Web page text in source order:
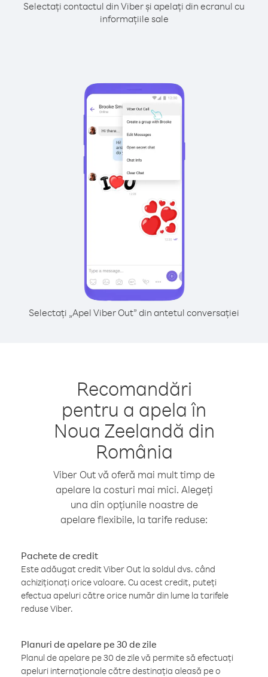
Selectați contactul din Viber și apelați din ecranul cu
informațiile sale
Selectați „Apel Viber Out” din antetul conversației
Recomandări
pentru a apela în
Noua Zeelandă din
România
Viber Out vă oferă mai mult timp de
apelare la costuri mai mici. Alegeți
una din opțiunile noastre de
apelare flexibile, la tarife reduse:
Pachete de credit
Este adăugat credit Viber Out la soldul dvs. când
achiziționați orice valoare. Cu acest credit, puteți
efectua apeluri către orice număr din lume la tarifele
reduse Viber.
Planuri de apelare pe 30 de zile
Planul de apelare pe 30 de zile vă permite să efectuați
apeluri internaționale către destinația aleasă pe o